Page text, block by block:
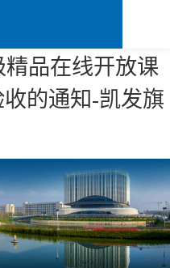
品在线开放课
的通知-凯发旗